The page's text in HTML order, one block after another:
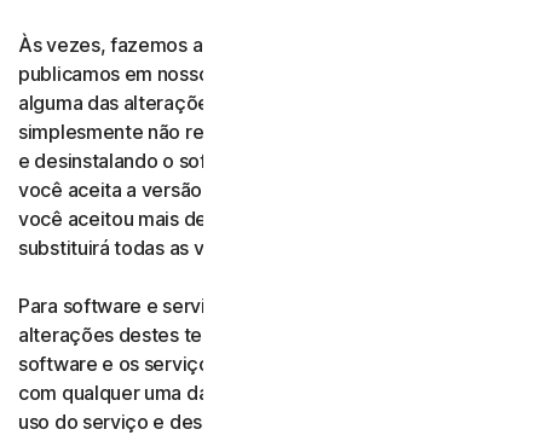
Às vezes, fazemos alterações nestes termos e as
publicamos em nosso site. Se você não concordar com
alguma das alterações, poderá encerrar sua assinatura
simplesmente não renovando, conforme descrito acima,
e desinstalando o software. Caso renove sua assinatura,
você aceita a versão mais recente destes termos. Se
você aceitou mais de uma versão, a mais recente
substituirá todas as versões mais antigas.
Para software e serviços gratuitos, você aceita as
alterações destes termos ao continuar usando o
software e os serviços gratuitos. Se você não concordar
com qualquer uma das alterações, deverá interromper o
uso do serviço e desinstalar o software gratuito.